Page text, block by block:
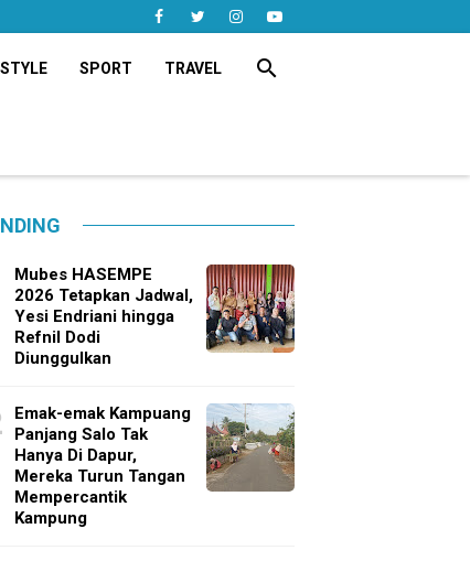
SPORT TRAVEL search
Mubes HASEMPE
2026 Tetapkan Jadwal,
Yesi Endriani hingga
Refnil Dodi
Diunggulkan
Emak-emak Kampuang
Panjang Salo Tak
Hanya Di Dapur,
Mereka Turun Tangan
Mempercantik
Kampung